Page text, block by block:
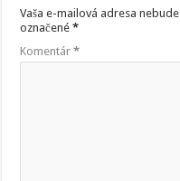
Vaša e-mailová adresa
označené*
Komentár*